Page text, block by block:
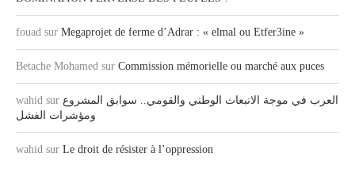
fouad sur Megaprojet de ferme d’Adrar : « elmal ou Etfer3ine »
Betache Mohamed sur Commission mémorielle ou marché aux puces
wahid sur العرب في موجة الانبعاث الوطني والقومي.. سوابق المشروع
ومؤشرات الفشل
wahid sur Le droit de résister à l’oppression